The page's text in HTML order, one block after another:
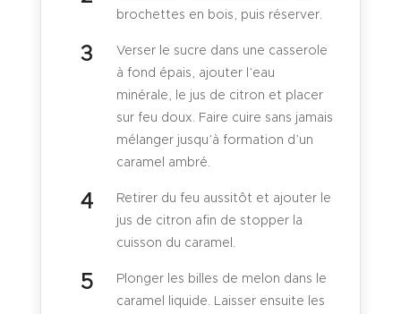
brochettes en bois, puis réserver.
Verser le sucre dans une casserole
à fond épais, ajouter l’eau
minérale, le jus de citron et placer
sur feu doux. Faire cuire sans jamais
mélanger jusqu’à formation d’un
caramel ambré.
Retirer du feu aussitôt et ajouter le
jus de citron afin de stopper la
cuisson du caramel.
Plonger les billes de melon dans le
caramel liquide. Laisser ensuite les